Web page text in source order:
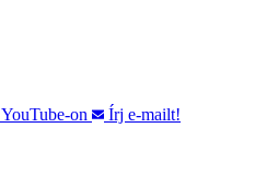
YouTube-on
Írj e-mailt!